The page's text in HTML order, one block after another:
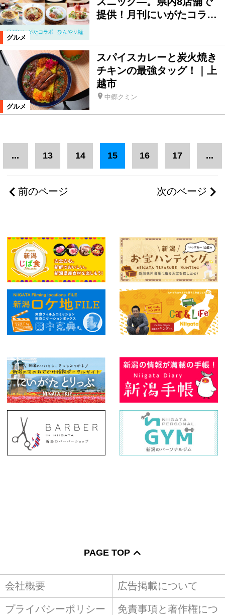
グルメ
提供！月刊にいがたコラ…
グルメ
スパイスカレーと炭火焼き
チキンの最強タッグ！｜上
越市
中郷クミン
前のページ
... 13 14 15 16 17 ...
次のページ
PAGE TOP
会社概要 広告掲載について
プライバシーポリシー 免責事項と著作権につ